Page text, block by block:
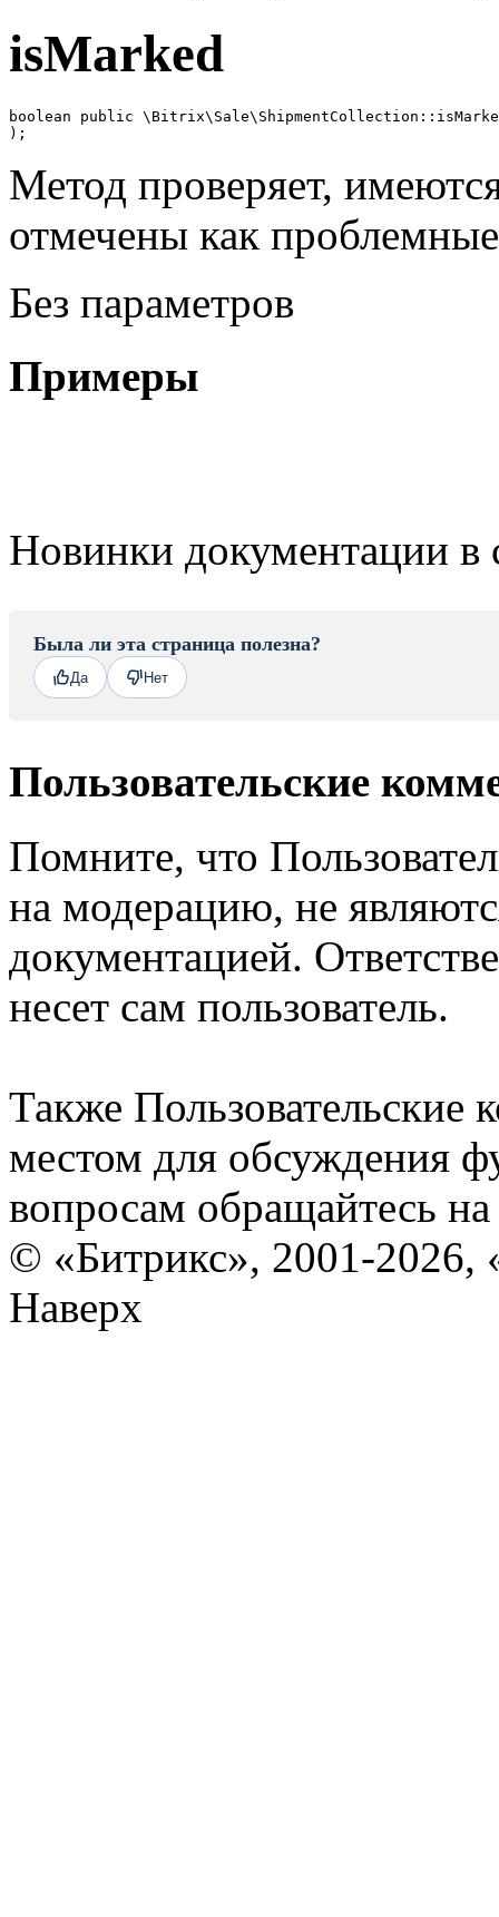
isMarked
boolean public
);
Метод проверяет,
отмечены как
Без параметров
Примеры
Новинки документации в
Была ли эта страница полезна?
Да Нет
Пользовательские
Помните, что
на модерацию, не
документацией.
несет сам пользователь.
Также Пользовательские
местом для обсуждения
вопросам обращайтесь
© «Битрикс», 2001-2026,
Наверх